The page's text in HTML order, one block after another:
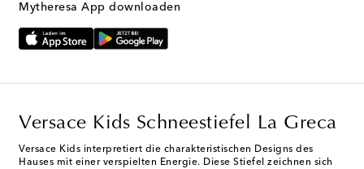
Mytheresa App downloaden
Versace Kids Schneestiefel La Greca
Versace Kids interpretiert die charakteristischen Designs des
Hauses mit einer verspielten Energie. Diese Stiefel zeichnen sich